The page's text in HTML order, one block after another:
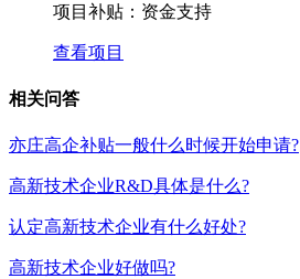
项目补贴： 资金支持
查看项目
相关问答
亦庄高企补贴一般什么时候开始申请?
高新技术企业R&D具体是什么?
认定高新技术企业有什么好处?
高新技术企业好做吗?